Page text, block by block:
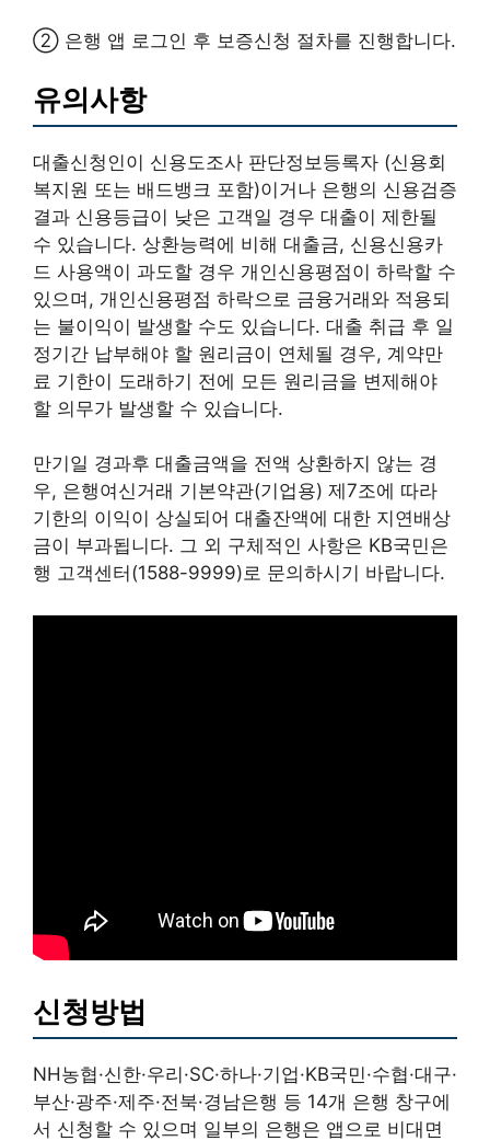
② 은행 앱 로그인 후 보증신청 절차를 진행합니다.
유의사항
대출신청인이 신용도조사 판단정보등록자 (신용회
복지원 또는 배드뱅크 포함)이거나 은행의 신용검증
결과 신용등급이 낮은 고객일 경우 대출이 제한될
수 있습니다. 상환능력에 비해 대출금, 신용신용카
드 사용액이 과도할 경우 개인신용평점이 하락할 수
있으며, 개인신용평점 하락으로 금융거래와 적용되
는 불이익이 발생할 수도 있습니다. 대출 취급 후 일
정기간 납부해야 할 원리금이 연체될 경우, 계약만
료 기한이 도래하기 전에 모든 원리금을 변제해야
할 의무가 발생할 수 있습니다.
만기일 경과후 대출금액을 전액 상환하지 않는 경
우, 은행여신거래 기본약관(기업용) 제7조에 따라
기한의 이익이 상실되어 대출잔액에 대한 지연배상
금이 부과됩니다. 그 외 구체적인 사항은 KB국민은
행 고객센터(1588-9999)로 문의하시기 바랍니다.
신청방법
NH농협·신한·우리·SC·하나·기업·KB국민·수협·대구·
부산·광주·제주·전북·경남은행 등 14개 은행 창구에
서 신청할 수 있으며 일부의 은행은 앱으로 비대면